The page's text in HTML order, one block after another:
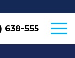
638-555